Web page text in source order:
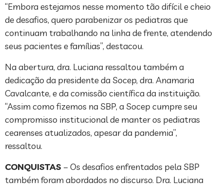
“Embora estejamos nesse momento tão difícil e cheio
de desafios, quero parabenizar os pediatras que
continuam trabalhando na linha de frente, atendendo
seus pacientes e famílias”, destacou.
Na abertura, dra. Luciana ressaltou também a
dedicação da presidente da Socep, dra. Anamaria
Cavalcante, e da comissão científica da instituição.
“Assim como fizemos na SBP, a Socep cumpre seu
compromisso institucional de manter os pediatras
cearenses atualizados, apesar da pandemia”,
ressaltou.
CONQUISTAS – Os desafios enfrentados pela SBP
também foram abordados no discurso. Dra. Luciana